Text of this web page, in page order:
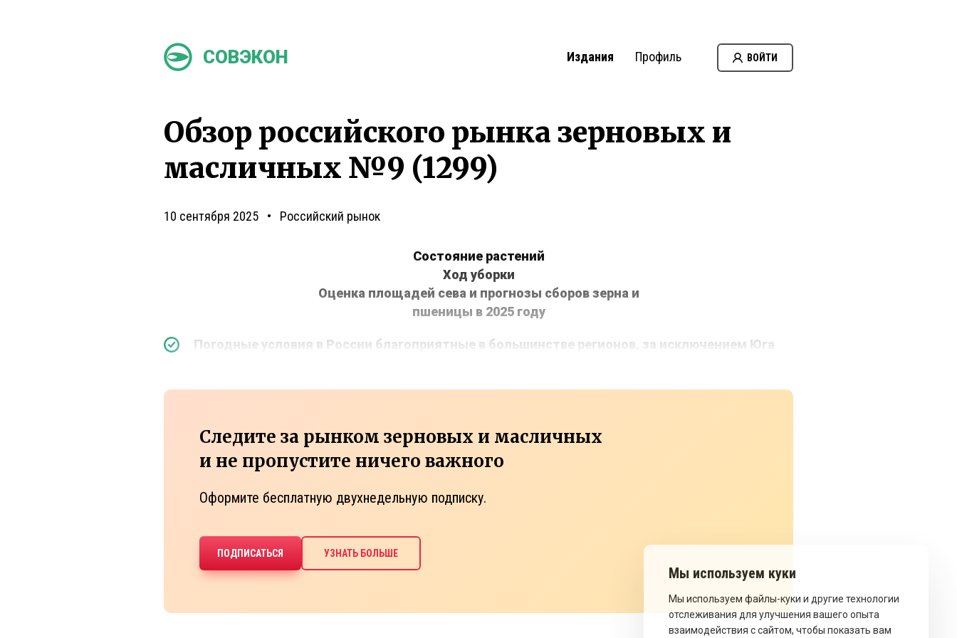
СОВЭКОН Издания Профиль ВОЙТИ
Обзор российского рынка зерновых и
масличных №9 (1299)
10 сентября 2025 Российский рынок
Состояние растений
Ход уборки
Оценка площадей сева и прогнозы сборов зерна и
пшеницы в 2025 году
Погодные условия в России благоприятные в большинстве регионов, за исключением Юга
Следите за рынком зерновых и масличных
и не пропустите ничего важного
Оформите бесплатную двухнедельную подписку.